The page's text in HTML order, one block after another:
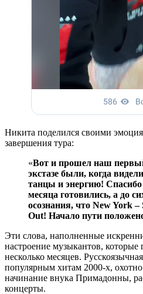
Никита поделился своими
завершения тура:
«Вот и прошел наш
экстазе были, когда
танцы и энергию!
месяца готовились, а до
осознания, что New York
Out! Начало пути
Эти слова, наполненные
настроение музыкантов,
несколько месяцев.
популярным хитам 2000-х,
начинание внука Примадонны,
концерты.